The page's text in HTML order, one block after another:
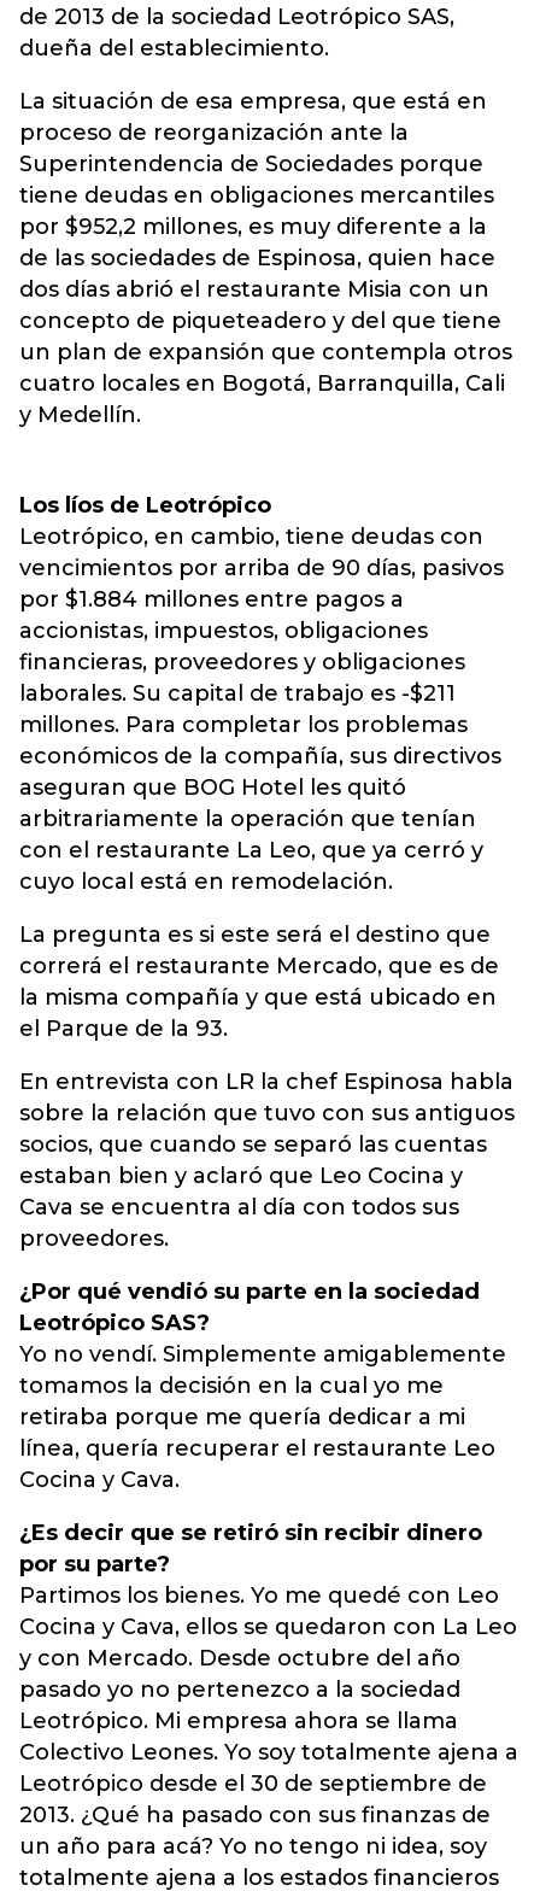
de 2013 de la sociedad Leotrópico SAS,
dueña del establecimiento.
La situación de esa empresa, que está en
proceso de reorganización ante la
Superintendencia de Sociedades porque
tiene deudas en obligaciones mercantiles
por $952,2 millones, es muy diferente a la
de las sociedades de Espinosa, quien hace
dos días abrió el restaurante Misia con un
concepto de piqueteadero y del que tiene
un plan de expansión que contempla otros
cuatro locales en Bogotá, Barranquilla, Cali
y Medellín.
Los líos de Leotrópico
Leotrópico, en cambio, tiene deudas con
vencimientos por arriba de 90 días, pasivos
por $1.884 millones entre pagos a
accionistas, impuestos, obligaciones
financieras, proveedores y obligaciones
laborales. Su capital de trabajo es -$211
millones. Para completar los problemas
económicos de la compañía, sus directivos
aseguran que BOG Hotel les quitó
arbitrariamente la operación que tenían
con el restaurante La Leo, que ya cerró y
cuyo local está en remodelación.
La pregunta es si este será el destino que
correrá el restaurante Mercado, que es de
la misma compañía y que está ubicado en
el Parque de la 93.
En entrevista con LR la chef Espinosa habla
sobre la relación que tuvo con sus antiguos
socios, que cuando se separó las cuentas
estaban bien y aclaró que Leo Cocina y
Cava se encuentra al día con todos sus
proveedores.
¿Por qué vendió su parte en la sociedad
Leotrópico SAS?
Yo no vendí. Simplemente amigablemente
tomamos la decisión en la cual yo me
retiraba porque me quería dedicar a mi
línea, quería recuperar el restaurante Leo
Cocina y Cava.
¿Es decir que se retiró sin recibir dinero
por su parte?
Partimos los bienes. Yo me quedé con Leo
Cocina y Cava, ellos se quedaron con La Leo
y con Mercado. Desde octubre del año
pasado yo no pertenezco a la sociedad
Leotrópico. Mi empresa ahora se llama
Colectivo Leones. Yo soy totalmente ajena a
Leotrópico desde el 30 de septiembre de
2013. ¿Qué ha pasado con sus finanzas de
un año para acá? Yo no tengo ni idea, soy
totalmente ajena a los estados financieros